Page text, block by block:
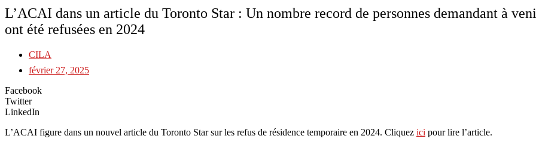
L’ACAI dans un article du Toronto Star : Un nombre record de personnes demandant à
ont été refusées en 2024
CILA
février 27, 2025
Facebook
Twitter
LinkedIn
L’ACAI figure dans un nouvel article du Toronto Star sur les refus de résidence temporaire en 2024. Cliquez ici pour lire l’article.